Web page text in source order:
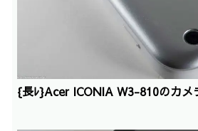
{長ﾚ}Acer ICONIA W3-810のカメ